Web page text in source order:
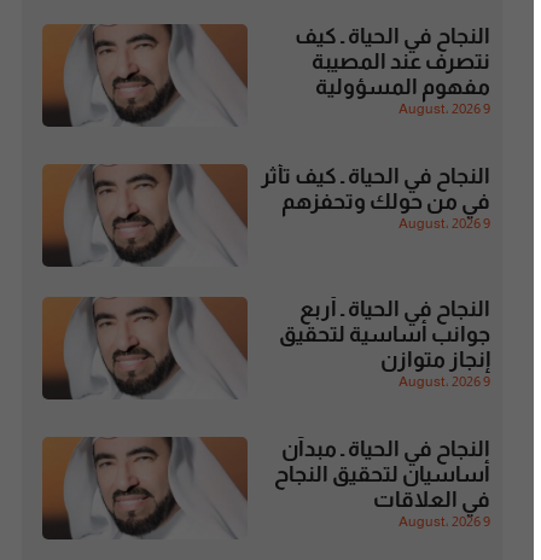
النجاح في الحياة ـ كيف
نتصرف عند المصيبة
مفهوم المسؤولية
9 August، 2026
النجاح في الحياة ـ كيف تأثر
في من حولك وتحفزهم
9 August، 2026
النجاح في الحياة ـ أربع
جوانب أساسية لتحقيق
إنجاز متوازن
9 August، 2026
النجاح في الحياة ـ مبدآن
أساسيان لتحقيق النجاح
في العلاقات
9 August، 2026